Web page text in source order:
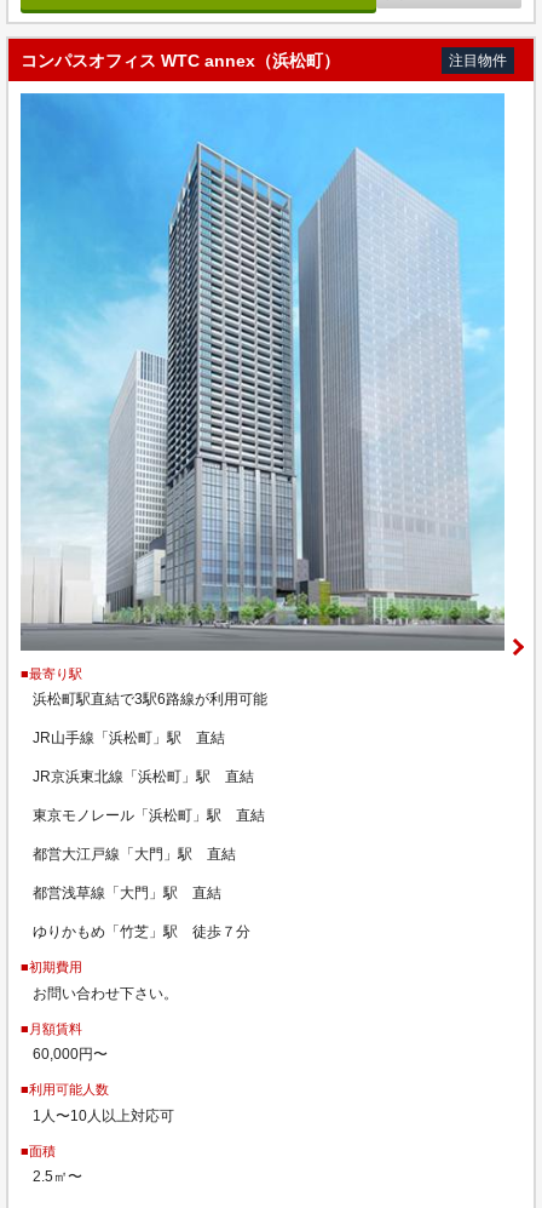
コンパスオフィス WTC annex（浜松町） 注目物件
■最寄り駅
浜松町駅直結で3駅6路線が利用可能
JR山手線「浜松町」駅 直結
JR京浜東北線「浜松町」駅 直結
東京モノレール「浜松町」駅 直結
都営大江戸線「大門」駅 直結
都営浅草線「大門」駅 直結
ゆりかもめ「竹芝」駅 徒歩７分
■初期費用
お問い合わせ下さい。
■月額賃料
60,000円〜
■利用可能人数
1人〜10人以上対応可
■面積
2.5㎡〜